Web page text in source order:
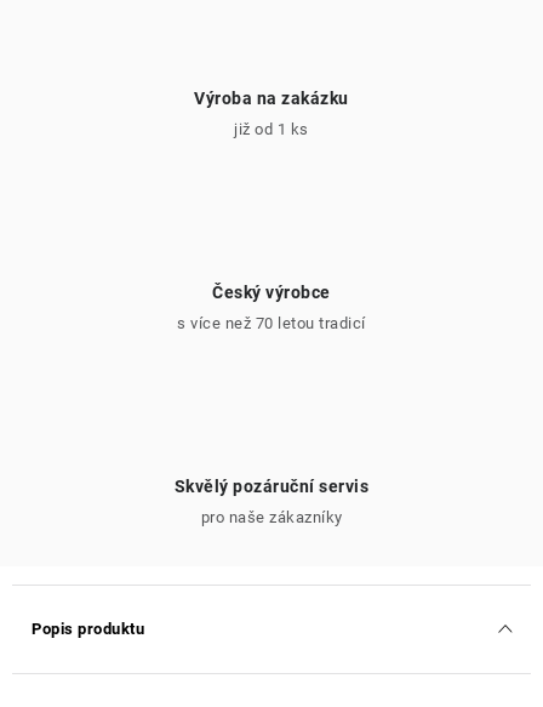
Výroba na zakázku
již od 1 ks
Český výrobce
s více než 70 letou tradicí
Skvělý pozáruční servis
pro naše zákazníky
Popis produktu